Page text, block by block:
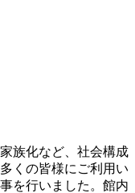
族化など、社会構成
くの皆様にご利用い
を行いました。館内